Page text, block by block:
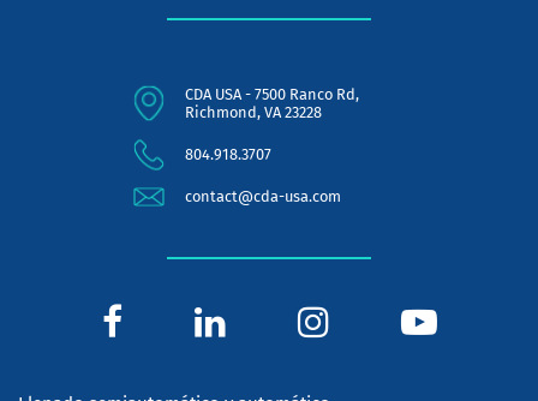
CDA USA - 7500 Ranco Rd,
Richmond, VA 23228
804.918.3707
contact@cda-usa.com